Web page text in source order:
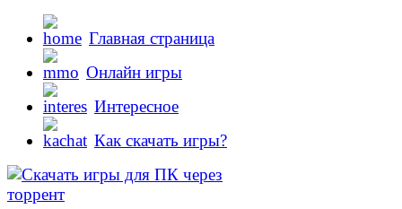
Главная страница
Онлайн игры
Интересное
Как скачать игры?